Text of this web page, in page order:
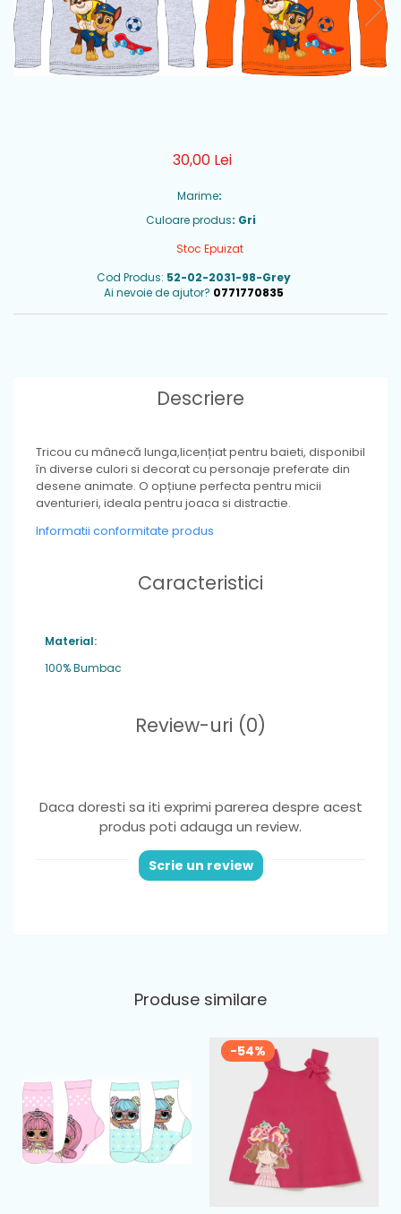
30,00 Lei
Marime:
Culoare produs: Gri
Stoc Epuizat
Cod Produs: 52-02-2031-98-Grey
Ai nevoie de ajutor? 0771770835
Descriere
Tricou cu mânecă lunga,licențiat pentru baieti, disponibil
în diverse culori si decorat cu personaje preferate din
desene animate. O opțiune perfecta pentru micii
aventurieri, ideala pentru joaca si distractie.
Informatii conformitate produs
Caracteristici
Material:
100% Bumbac
Review-uri (0)
Daca doresti sa iti exprimi parerea despre acest
produs poti adauga un review.
Scrie un review
Produse similare
-54%